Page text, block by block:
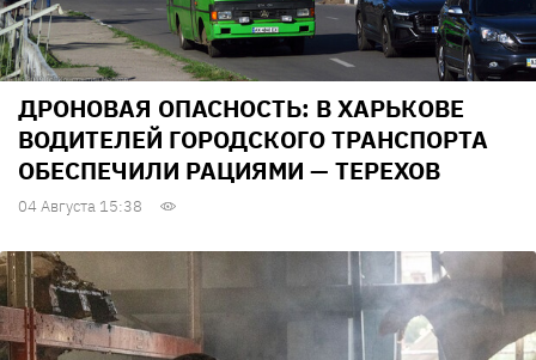
ДРОНОВАЯ ОПАСНОСТЬ: В ХАРЬКОВЕ
ВОДИТЕЛЕЙ ГОРОДСКОГО ТРАНСПОРТА
ОБЕСПЕЧИЛИ РАЦИЯМИ — ТЕРЕХОВ
04 Августа 15:38